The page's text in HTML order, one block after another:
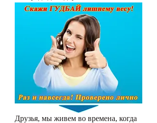
Друзья, мы живем во времена, когда